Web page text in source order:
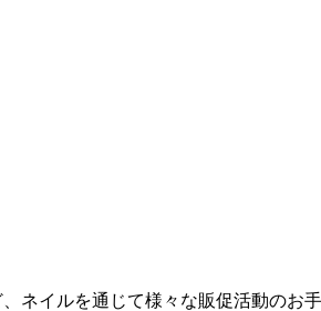
ネイルを通じて様々な販促活動のお手